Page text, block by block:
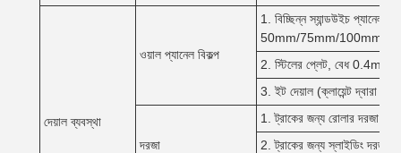
দেয়াল ব্যবস্থা
ওয়াল প্যানেল বিকল্প
1. বিচ্ছিন্ন স্যান্ডউইচ প্যানেল,
50mm/75mm/100mm,
2. স্টিলের প্লেট, বেধ
3. ইট দেয়াল (ক্লায়েন্ট দ্বারা
দরজা
1. ট্রাকের জন্য রোলার দরজা,
2. ট্রাকের জন্য স্লাইডিং দরজা,